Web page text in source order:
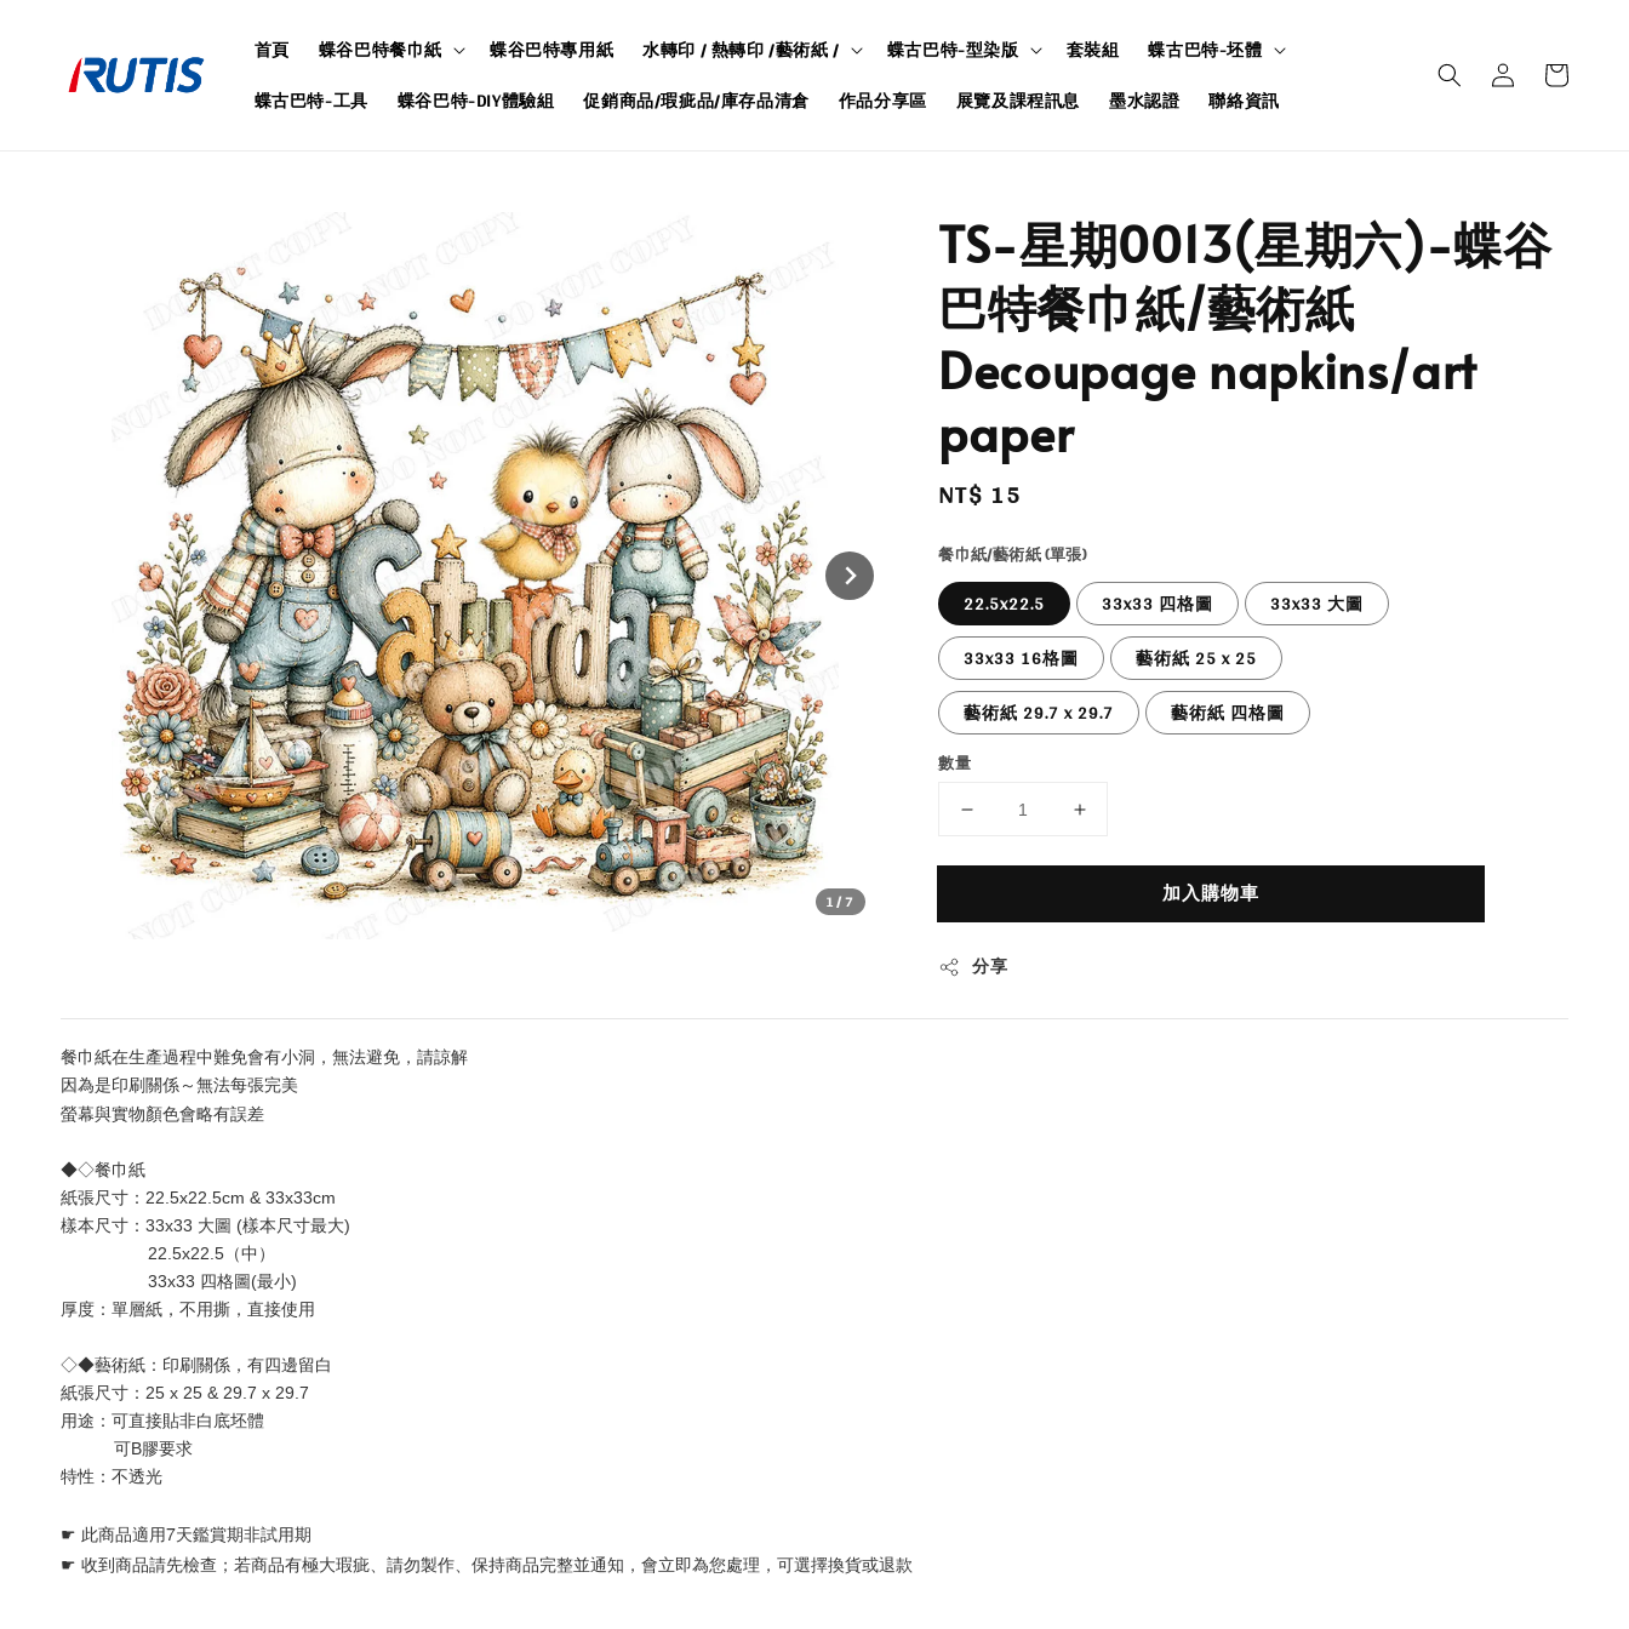
首頁 蝶谷巴特餐巾紙 蝶谷巴特專用紙 水轉印 / 熱轉印 /藝術紙 / 蝶古巴特-型染版 套裝組
蝶古巴特-坯體
蝶古巴特-工具
蝶谷巴特-DIY體驗組 促銷商品/瑕疵品/庫存品清倉 作品分享區 展覽及課程訊息 墨水認證 聯絡資訊
1/7
TS-星期0013(星期六)-蝶谷
巴特餐巾紙/藝術紙
Decoupage napkins/art
paper
Regular
NT$ 15
餐巾紙/藝術紙 (單張)
22.5x22.5 33x33 四格圖
33x33 大圖
33x33 16格圖
藝術紙 25 x 25
藝術紙 29.7 x 29.7
藝術紙 四格圖
數量
加入購物車
分享
餐巾紙在生產過程中難免會有小洞，無法避免，請諒解
因為是印刷關係～無法每張完美
螢幕與實物顏色會略有誤差
◆◇餐巾紙
紙張尺寸：22.5x22.5cm & 33x33cm
樣本尺寸：33x33 大圖 (樣本尺寸最大)
22.5x22.5（中）
33x33 四格圖(最小)
厚度：單層紙 ，不用撕，直接使用
◇◆藝術紙：印刷關係，有四邊留白
紙張尺寸：25 x 25 & 29.7 x 29.7
用途：可直接貼非白底坯體
可B膠要求
特性：不透光
☛ 此商品適用7天鑑賞期非試用期
☛ 收到商品請先檢查；若商品有極大瑕疵、請勿製作、保持商品完整並通知，會立即為您處理，可選擇換貨或退款